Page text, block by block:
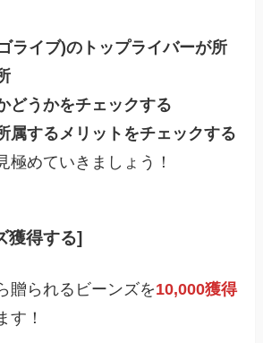
ライブ)のトップライバーが所
どうかをチェックする
属するメリットをチェックする
極めていきましょう！
獲得する]
贈られるビーンズを10,000獲得
す！